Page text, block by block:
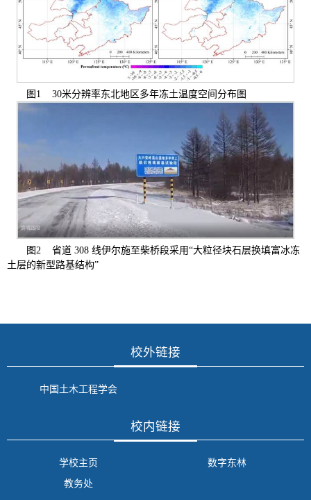
图 1 30米分辨率东北地区多年冻土温度空间分布图
图 2 省道 308 线伊尔施至柴桥段采用“大粒径块石层换填富冰冻
土层的新型路基结构”
校外链接
中国土木工程学会
校内链接
学校主页
数字东林
教务处